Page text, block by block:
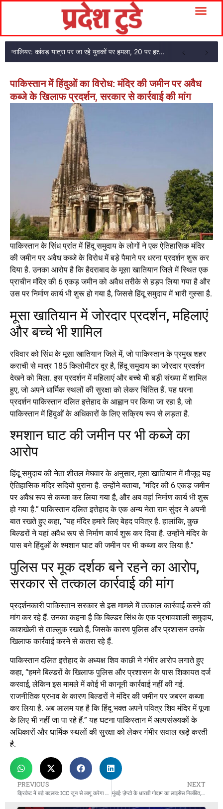
ग्वालियर: कांवड़ यात्रा पर जा रहे युवकों पर हमला, 20 पर हत्या के प्रयास का केस FIR
पाकिस्तान में हिंदुओं का विरोध: मंदिर की जमीन पर अवैध
कब्जे के खिलाफ प्रदर्शन, सरकार से कार्रवाई की मांग
पाकिस्तान के सिंध प्रांत में हिंदू समुदाय के लोगों ने एक ऐतिहासिक मंदिर
की जमीन पर अवैध कब्जे के विरोध में बड़े पैमाने पर धरना प्रदर्शन शुरू कर
दिया है. उनका आरोप है कि हैदराबाद के मूसा खातियान जिले में स्थित एक
प्राचीन मंदिर की 6 एकड़ जमीन को अवैध तरीके से हड़प लिया गया है और
उस पर निर्माण कार्य भी शुरू हो गया है, जिससे हिंदू समुदाय में भारी गुस्सा है.
मूसा खातियान में जोरदार प्रदर्शन, महिलाएं
और बच्चे भी शामिल
रविवार को सिंध के मूसा खातियान जिले में, जो पाकिस्तान के प्रमुख शहर
कराची से मात्र 185 किलोमीटर दूर है, हिंदू समुदाय का जोरदार प्रदर्शन
देखने को मिला. इस प्रदर्शन में महिलाएं और बच्चे भी बड़ी संख्या में शामिल
हुए, जो अपने धार्मिक स्थलों की सुरक्षा को लेकर चिंतित हैं. यह धरना
प्रदर्शन पाकिस्तान दलित इत्तेहाद के आह्वान पर किया जा रहा है, जो
पाकिस्तान में हिंदुओं के अधिकारों के लिए सक्रिय रूप से लड़ता है.
श्मशान घाट की जमीन पर भी कब्जे का
आरोप
हिंदू समुदाय की नेता शीतल मेघवार के अनुसार, मूसा खातियान में मौजूद यह
ऐतिहासिक मंदिर सदियों पुराना है. उन्होंने बताया, “मंदिर की 6 एकड़ जमीन
पर अवैध रूप से कब्जा कर लिया गया है, और अब वहां निर्माण कार्य भी शुरू
हो गया है.” पाकिस्तान दलित इत्तेहाद के एक अन्य नेता राम सुंदर ने अपनी
बात रखते हुए कहा, “यह मंदिर हमारे लिए बेहद पवित्र है. हालांकि, कुछ
बिल्डरों ने यहां अवैध रूप से निर्माण कार्य शुरू कर दिया है. उन्होंने मंदिर के
पास बने हिंदुओं के श्मशान घाट की जमीन पर भी कब्जा कर लिया है.”
पुलिस पर मूक दर्शक बने रहने का आरोप,
सरकार से तत्काल कार्रवाई की मांग
प्रदर्शनकारी पाकिस्तान सरकार से इस मामले में तत्काल कार्रवाई करने की
मांग कर रहे हैं. उनका कहना है कि बिल्डर सिंध के एक प्रभावशाली समुदाय,
काशखेली से ताल्लुक रखते हैं, जिसके कारण पुलिस और प्रशासन उनके
खिलाफ कार्रवाई करने से कतरा रहे हैं.
पाकिस्तान दलित इत्तेहाद के अध्यक्ष शिव काछी ने गंभीर आरोप लगाते हुए
कहा, “हमने बिल्डरों के खिलाफ पुलिस और प्रशासन के पास शिकायत दर्ज
करवाई, लेकिन इस मामले में कोई भी कानूनी कार्रवाई नहीं की गई.
राजनीतिक प्रभाव के कारण बिल्डरों ने मंदिर की जमीन पर जबरन कब्जा
कर लिया है. अब आलम यह है कि हिंदू भक्त अपने पवित्र शिव मंदिर में पूजा
के लिए भी नहीं जा पा रहे हैं.” यह घटना पाकिस्तान में अल्पसंख्यकों के
अधिकारों और धार्मिक स्थलों की सुरक्षा को लेकर गंभीर सवाल खड़े करती
है.
PREVIOUS
क्रिकेट में बड़े बदलाव: ICC जून से लागू करेगा नए नियम, वनडे में एक गेंद का इस्तेमाल और कन्कशन सब्स्टीट्यूट में बदलाव
NEXT
मुंबई: ज़ेप्टो के धारावी गोदाम का लाइसेंस निलंबित, FDA ने पाई फंगस लगी खाद्य सामग्री और गंदगी